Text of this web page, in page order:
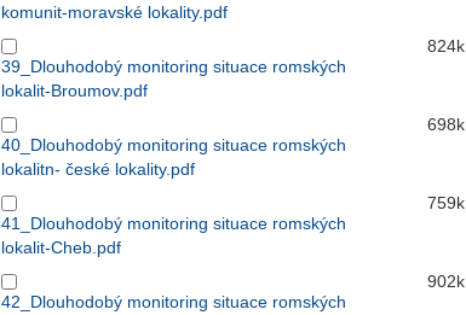
komunit-moravské lokality.pdf
39_Dlouhodobý monitoring situace romských
lokalit-Broumov.pdf
824k
40_Dlouhodobý monitoring situace romských
lokalitn- české lokality.pdf
698k
41_Dlouhodobý monitoring situace romských
lokalit-Cheb.pdf
759k
42_Dlouhodobý monitoring situace romských
902k